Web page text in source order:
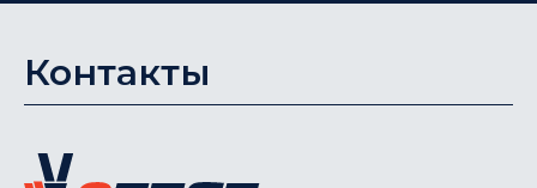
Контакты